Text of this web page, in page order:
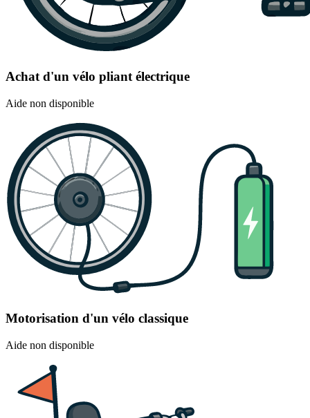
Achat d'un vélo pliant électrique
Aide non disponible
Motorisation d'un vélo classique
Aide non disponible